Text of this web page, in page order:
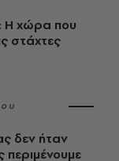
Η χώρα που
στάχτες
δεν ήταν
περιμένουμε